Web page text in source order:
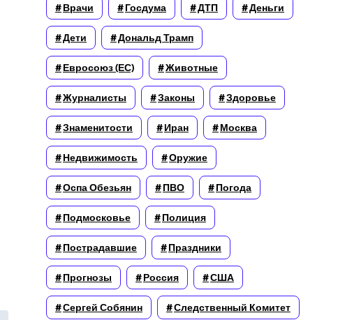
Врачи Госдума ДТП Деньги
Дети Дональд Трамп
Евросоюз (ЕС) Животные
Журналисты Законы Здоровье
Знаменитости Иран Москва
Недвижимость Оружие
Оспа Обезьян ПВО Погода
Подмосковье Полиция
Пострадавшие Праздники
Прогнозы Россия США
Сергей Собянин Следственный Комитет